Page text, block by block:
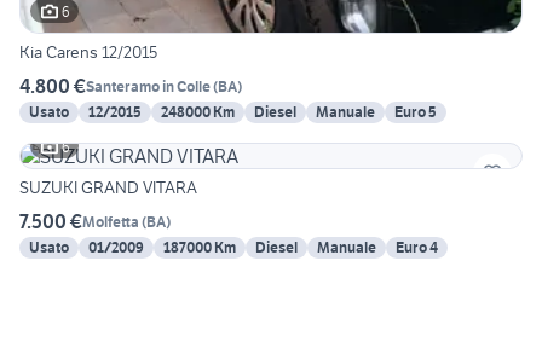
6
Kia Carens 12/2015
4.800 €Santeramo in Colle(BA)
Usato
12/2015 248000 Km Diesel Manuale
Euro 5
6
SUZUKI GRAND VITARA
7.500 €Molfetta (BA)
Usato
01/2009 187000 Km Diesel Manuale Euro 4